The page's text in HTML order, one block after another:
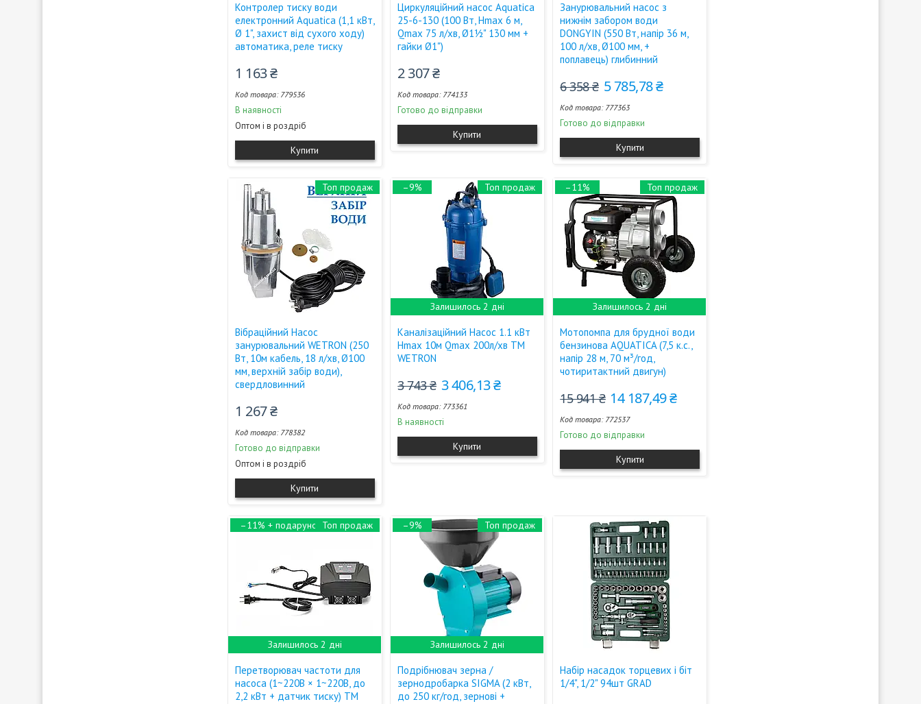
Контролер тиску води
електронний Aquatica (1,1 кВт,
Ø 1", захист від сухого ходу)
автоматика, реле тиску
1 163 ₴
779536
В наявності
Оптом і в роздріб
Купити
Циркуляційний насос Aquatica
25-6-130 (100 Вт, Hmax 6 м,
Qmax 75 л/хв, Ø1½" 130 мм +
гайки Ø1")
2 307 ₴
774133
Готово до відправки
Купити
Занурювальний насос з
нижнім забором води
DONGYIN (550 Вт, напір 36 м,
100 л/хв, Ø100 мм, +
поплавець) глибинний
6 358 ₴ 5 785,78 ₴
777363
Готово до відправки
Купити
Топ продаж
Вібраційний Насос
занурювальний WETRON (250
Вт, 10м кабель, 18 л/хв, Ø100
мм, верхній забір води),
свердловинний
1 267 ₴
778382
Готово до відправки
Оптом і в роздріб
Купити
–9%
Залишилось 2 дні
Топ продаж
Каналізаційний Насос 1.1 кВт
Hmax 10м Qmax 200л/хв TM
WETRON
3 743 ₴ 3 406,13 ₴
773361
В наявності
Купити
–11%
Залишилось 2 дні
Топ продаж
Мотопомпа для брудної води
бензинова AQUATICA (7,5 к.с.,
напір 28 м, 70 м³/год,
чотиритактний двигун)
15 941 ₴ 14 187,49 ₴
772537
Готово до відправки
Купити
–11%
Залишилось 2 дні
Топ продаж
Перетворювач частоти для
насоса (1~220В × 1~220В, до
2,2 кВт + датчик тиску) ТМ
–9%
Залишилось 2 дні
Топ продаж
Подрібнювач зерна /
зернодробарка SIGMA (2 кВт,
до 250 кг/год, зернові +
Набір насадок торцевих і біт
1/4", 1/2" 94шт GRAD